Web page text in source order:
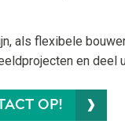
als flexibele
en deel
OP!